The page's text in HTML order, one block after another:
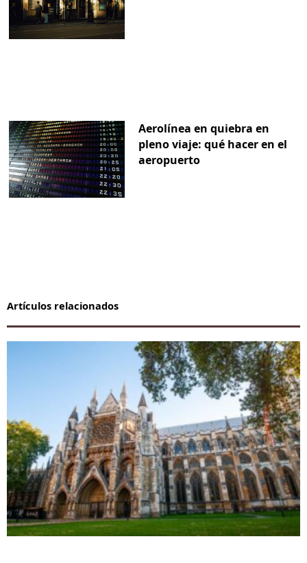
Aerolínea en quiebra en
pleno viaje: qué hacer en el
aeropuerto
Artículos relacionados